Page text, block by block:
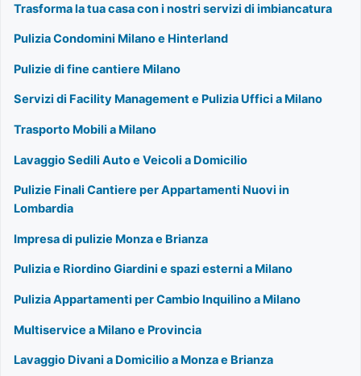
Trasforma la tua casa con i nostri servizi di imbiancatura
Pulizia Condomini Milano e Hinterland
Pulizie di fine cantiere Milano
Servizi di Facility Management e Pulizia Uffici a Milano
Trasporto Mobili a Milano
Lavaggio Sedili Auto e Veicoli a Domicilio
Pulizie Finali Cantiere per Appartamenti Nuovi in
Lombardia
Impresa di pulizie Monza e Brianza
Pulizia e Riordino Giardini e spazi esterni a Milano
Pulizia Appartamenti per Cambio Inquilino a Milano
Multiservice a Milano e Provincia
Lavaggio Divani a Domicilio a Monza e Brianza